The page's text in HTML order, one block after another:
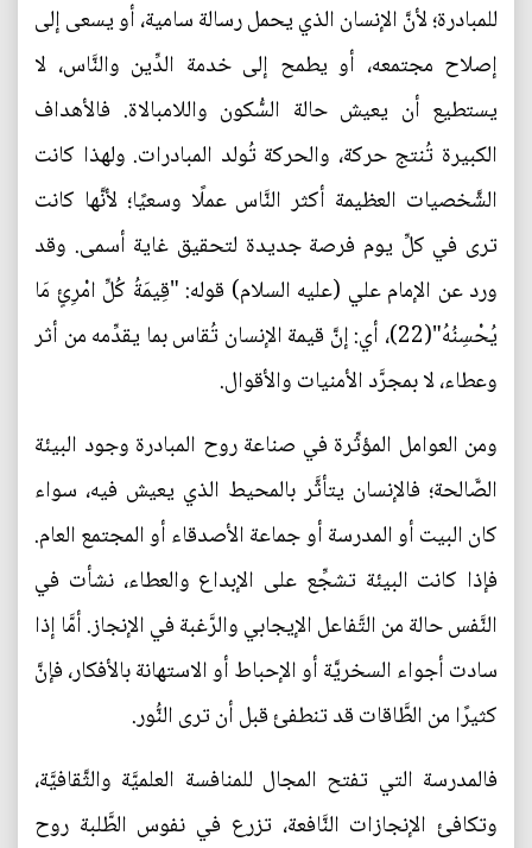
للمبادرة؛ لأنَّ الإنسان الذي يحمل رسالة سامية، أو يسعى إلى
إصلاح مجتمعه، أو يطمح إلى خدمة الدِّين والنَّاس، لا
يستطيع أن يعيش حالة السُّكون واللامبالاة. فالأهداف
الكبيرة تُنتج حركة، والحركة تُولد المبادرات. ولهذا كانت
الشَّخصيات العظيمة أكثر النَّاس عملًا وسعيًا؛ لأنَّها كانت
ترى في كلِّ يوم فرصة جديدة لتحقيق غاية أسمى. وقد
ورد عن الإمام علي (عليه السلام) قوله: "قِيمَةُ كُلِّ امْرِئٍ مَا
يُحْسِنُهُ"(22)، أي: إنَّ قيمة الإنسان تُقاس بما يقدِّمه من أثر
وعطاء، لا بمجرَّد الأمنيات والأقوال.
ومن العوامل المؤثِّرة في صناعة روح المبادرة وجود البيئة
الصَّالحة؛ فالإنسان يتأثَّر بالمحيط الذي يعيش فيه، سواء
كان البيت أو المدرسة أو جماعة الأصدقاء أو المجتمع العام.
فإذا كانت البيئة تشجِّع على الإبداع والعطاء، نشأت في
النَّفس حالة من التَّفاعل الإيجابي والرَّغبة في الإنجاز. أمَّا إذا
سادت أجواء السخريَّة أو الإحباط أو الاستهانة بالأفكار، فإنَّ
كثيرًا من الطَّاقات قد تنطفئ قبل أن ترى النُّور.
فالمدرسة التي تفتح المجال للمنافسة العلميَّة والثَّقافيَّة،
وتكافئ الإنجازات النَّافعة، تزرع في نفوس الطَّلبة روح